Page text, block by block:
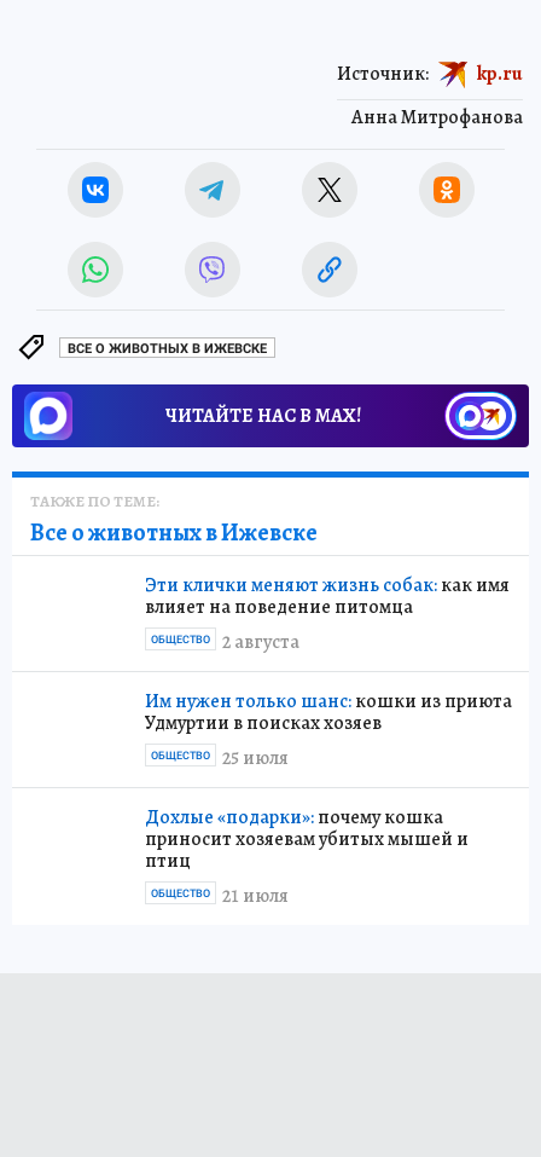
Анна Митрофанова
Источник: kp.ru
ВСЕ О ЖИВОТНЫХ В ИЖЕВСКЕ
ЧИТАЙТЕ НАС В МАХ!
ТАКЖЕ ПО ТЕМЕ:
Все о животных в Ижевске
Эти клички меняют жизнь собак:как имя
влияет на поведение питомца
2 августа
ОБЩЕСТВО
Им нужен только шанс:кошки из приюта
Удмуртии в поисках хозяев
25 июля
ОБЩЕСТВО
Дохлые «подарки»:почему кошка
приносит хозяевам убитых мышей и
птиц
21 июля
ОБЩЕСТВО